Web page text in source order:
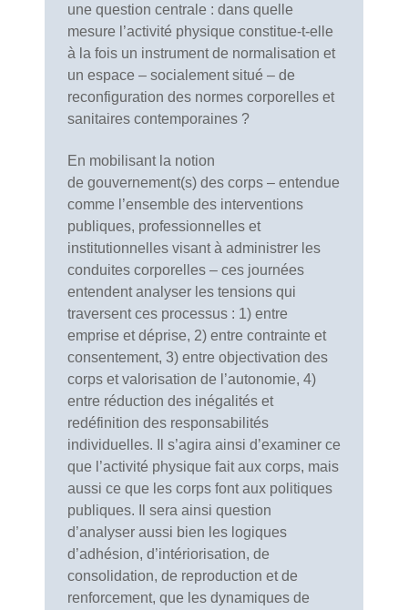
une question centrale : dans quelle
mesure l’activité physique constitue-t-elle
à la fois un instrument de normalisation et
un espace – socialement situé – de
reconfiguration des normes corporelles et
sanitaires contemporaines ?
En mobilisant la notion
de gouvernement(s) des corps – entendue
comme l’ensemble des interventions
publiques, professionnelles et
institutionnelles visant à administrer les
conduites corporelles – ces journées
entendent analyser les tensions qui
traversent ces processus : 1) entre
emprise et déprise, 2) entre contrainte et
consentement, 3) entre objectivation des
corps et valorisation de l’autonomie, 4)
entre réduction des inégalités et
redéfinition des responsabilités
individuelles. Il s’agira ainsi d’examiner ce
que l’activité physique fait aux corps, mais
aussi ce que les corps font aux politiques
publiques. Il sera ainsi question
d’analyser aussi bien les logiques
d’adhésion, d’intériorisation, de
consolidation, de reproduction et de
renforcement, que les dynamiques de